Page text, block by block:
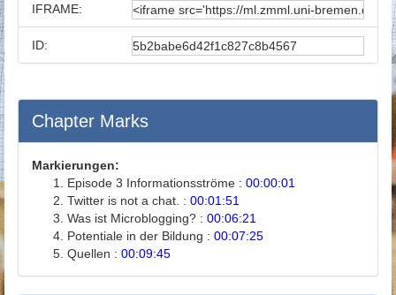
IFRAME:
ID:
Chapter Marks
Markierungen:
Episode 3 Informationsströme : 00:00:01
Twitter is not a chat. : 00:01:51
Was ist Microblogging? : 00:06:21
Potentiale in der Bildung : 00:07:25
Quellen : 00:09:45